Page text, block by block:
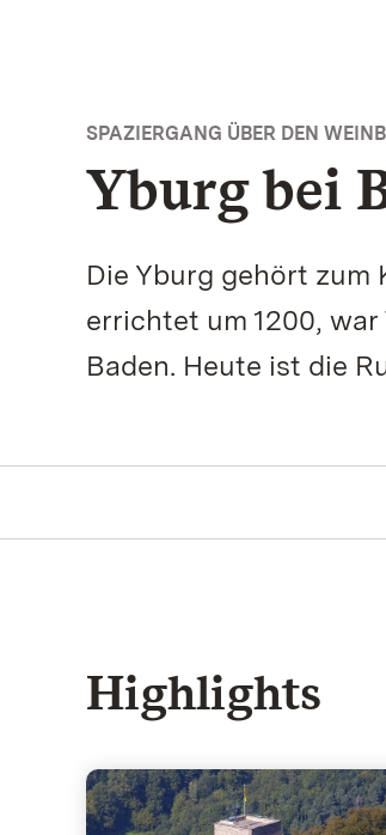
SPAZIERGANG ÜBER DEN
Yburg bei
Die Yburg gehört zum
errichtet um 1200,
Baden. Heute ist die
Highlights
Die Burg - Wahrzeichen des